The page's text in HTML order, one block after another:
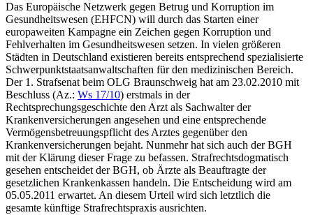
Das Europäische Netzwerk gegen Betrug und Korruption im
Gesundheitswesen (EHFCN) will durch das Starten einer
europaweiten Kampagne ein Zeichen gegen Korruption und
Fehlverhalten im Gesundheitswesen setzen. In vielen größeren
Städten in Deutschland existieren bereits entsprechend spezialisierte
Schwerpunktstaatsanwaltschaften für den medizinischen Bereich.
Der 1. Strafsenat beim OLG Braunschweig hat am 23.02.2010 mit
Beschluss (Az.: Ws 17/10) erstmals in der
Rechtsprechungsgeschichte den Arzt als Sachwalter der
Krankenversicherungen angesehen und eine entsprechende
Vermögensbetreuungspflicht des Arztes gegenüber den
Krankenversicherungen bejaht. Nunmehr hat sich auch der BGH
mit der Klärung dieser Frage zu befassen. Strafrechtsdogmatisch
gesehen entscheidet der BGH, ob Ärzte als Beauftragte der
gesetzlichen Krankenkassen handeln. Die Entscheidung wird am
05.05.2011 erwartet. An diesem Urteil wird sich letztlich die
gesamte künftige Strafrechtspraxis ausrichten.